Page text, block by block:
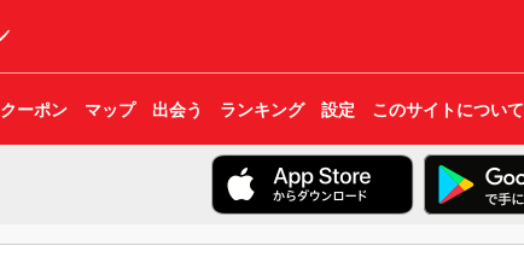
クーポン マップ 出会う ランキング 設定 このサイトについて